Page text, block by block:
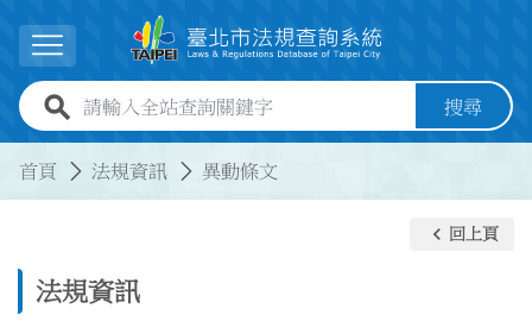
展開選單
全站查詢關鍵字欄位 搜尋
首頁 法規資訊 異動條文
法規資訊
keyboard_arrow_left 回上頁